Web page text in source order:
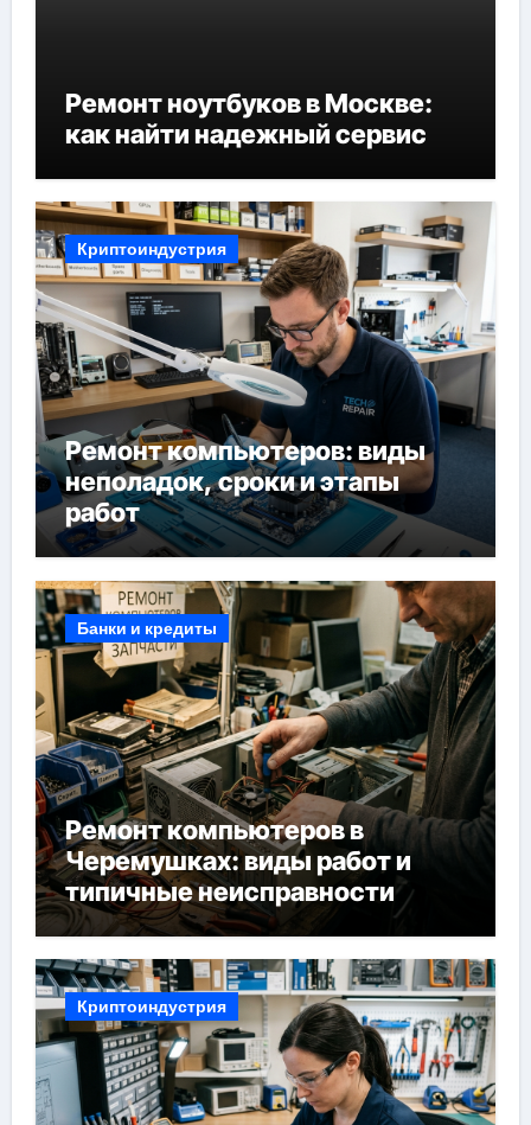
Ремонт ноутбуков в Москве:
как найти надежный сервис
Криптоиндустрия
Ремонт компьютеров: виды
неполадок, сроки и этапы
работ
Банки и кредиты
Ремонт компьютеров в
Черемушках: виды работ и
типичные неисправности
Криптоиндустрия